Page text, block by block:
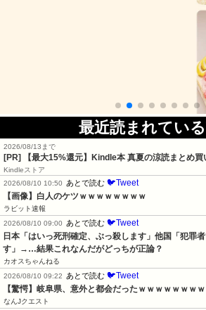
最近読まれてい
2026/08/13まで
[PR] 【最大15%還元】Kindle本 真夏の涼読まとめ
Kindleストア
2026/08/10 10:50 あとで読む 🐦Tweet
【画像】白人のケツｗｗｗｗｗｗｗｗ
ラビット速報
2026/08/10 09:00 あとで読む 🐦Tweet
日本「はいっ死刑確定、ぶっ殺します」他国「犯罪
す」→…結果これなんだがどっちが正論？
カオスちゃんねる
2026/08/10 09:22 あとで読む 🐦Tweet
【驚愕】岐阜県、意外と都会だったｗｗｗｗｗｗｗ
なんJクエスト